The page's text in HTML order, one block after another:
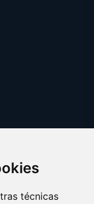
técnicas